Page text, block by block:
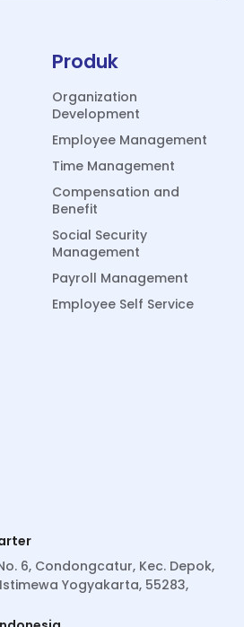
Produk
Organization
Development
Employee Management
Time Management
Compensation and
Benefit
Social Security
Management
Payroll Management
Employee Self Service
6, Condongcatur, Kec. Depok,
Yogyakarta, 55283,